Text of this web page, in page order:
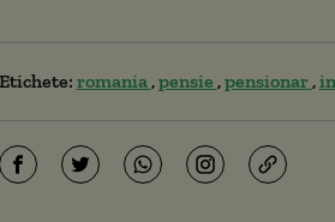
Etichete: romania pensie pensionar